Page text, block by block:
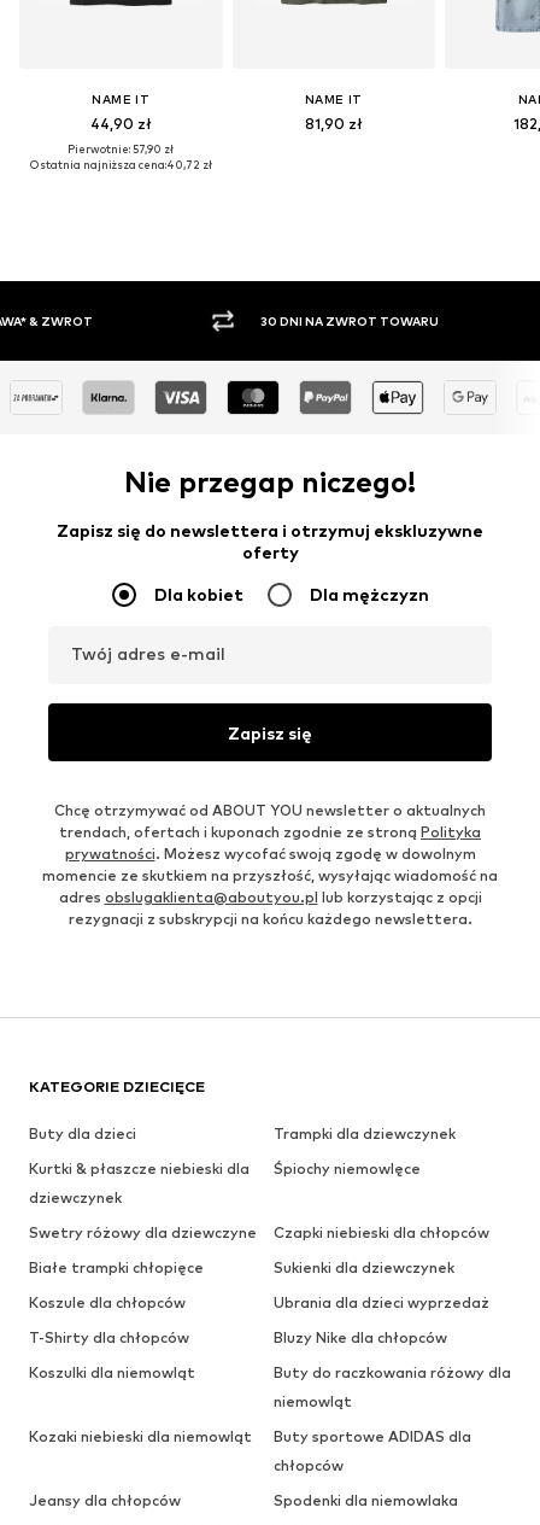
NAME IT
44,90 zł
Pierwotnie: 57,90 zł
Ostatnia najniższa cena:40,72 zł
NAME IT
81,90 zł
30 DNI NA ZWROT TOWARU
Nie przegap niczego!
Zapisz się do newslettera i otrzymuj ekskluzywne
oferty
Dla kobiet Dla mężczyzn
Twój adres e-mail
Zapisz się
Chcę otrzymywać od ABOUT YOU newsletter o aktualnych
trendach, ofertach i kuponach zgodnie ze stroną Polityka
prywatności. Możesz wycofać swoją zgodę w dowolnym
momencie ze skutkiem na przyszłość, wysyłając wiadomość na
adres obslugaklienta@aboutyou.pl lub korzystając z opcji
rezygnacji z subskrypcji na końcu każdego newslettera.
KATEGORIE DZIECIĘCE
Buty dla dzieci
Trampki dla dziewczynek
Kurtki & płaszcze niebieski dla
dziewczynek
Śpiochy niemowlęce
Swetry różowy dla dziewczyne
Czapki niebieski dla chłopców
Białe trampki chłopięce
Sukienki dla dziewczynek
Koszule dla chłopców
Ubrania dla dzieci wyprzedaż
T-Shirty dla chłopców
Bluzy Nike dla chłopców
Koszulki dla niemowląt
Buty do raczkowania różowy dla
niemowląt
Kozaki niebieski dla niemowląt
Buty sportowe ADIDAS dla
chłopców
Jeansy dla chłopców
Spodenki dla niemowlaka